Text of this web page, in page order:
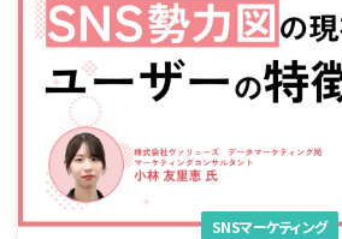
SNSマーケティング